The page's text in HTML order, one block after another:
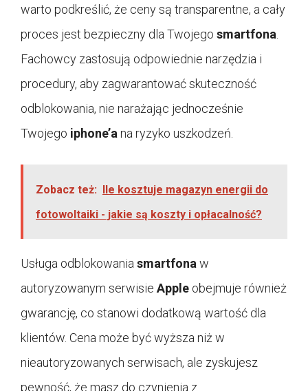
warto podkreślić, że ceny są transparentne, a cały
proces jest bezpieczny dla Twojego smartfona
Fachowcy zastosują odpowiednie narzędzia i
procedury, aby zagwarantować skuteczność
odblokowania, nie narażając jednocześnie
Twojego iphone’a na ryzyko uszkodzeń.
Zobacz też: Ile kosztuje magazyn energii do
fotowoltaiki - jakie są koszty i opłacalność?
Usługa odblokowania smartfona w
autoryzowanym serwisie Apple obejmuje również
gwarancję, co stanowi dodatkową wartość dla
klientów. Cena może być wyższa niż w
nieautoryzowanych serwisach, ale zyskujesz
pewność, że masz do czynienia z